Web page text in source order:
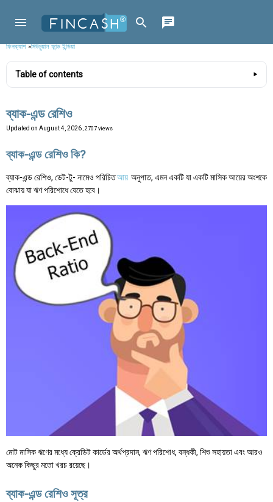
ফিনক্যাশ»মিউচুয়াল ফান্ড ইন্ডিয়া
Table of contents
ব্যাক-এন্ড রেশিও
Updated on August 4, 2026 , 2707 views
ব্যাক-এন্ড রেশিও কি?
ব্যাক-এন্ড রেশিও, ডেট-টু- নামেও পরিচিতআয় অনুপাত, এমন একটি যা একটি মাসিক আয়ের অংশকে
বোঝায় যা ঋণ পরিশোধে যেতে হবে।
মোট মাসিক ঋণের মধ্যে ক্রেডিট কার্ডের অর্থপ্রদান, ঋণ পরিশোধ, বন্ধকী, শিশু সহায়তা এবং আরও
অনেক কিছুর মতো খরচ রয়েছে।
ব্যাক-এন্ড রেশিও সূত্র